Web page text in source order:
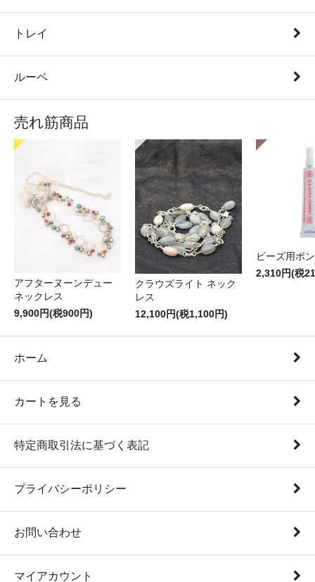
トレイ
ルーペ
売れ筋商品
アフターヌーンデュー
ネックレス
9,900円(税900円)
クラウズライト ネック
レス
12,100円(税1,100円)
ビーズ用ボ
2,310円(税
ホーム
カートを見る
特定商取引法に基づく表記
プライバシーポリシー
お問い合わせ
マイアカウント